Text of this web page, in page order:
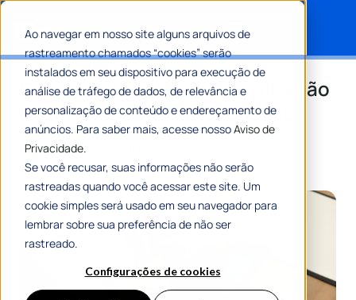
Ao navegar em nosso site alguns arquivos de
rastreamento chamados “cookies” serão
instalados em seu dispositivo para execução de
análise de tráfego de dados, de relevância e
personalização de conteúdo e endereçamento de
anúncios. Para saber mais, acesse nossoAviso de
Privacidade.
Se você recusar, suas informações não serão
rastreadas quando você acessar este site. Um
cookie simples será usado em seu navegador para
lembrar sobre sua preferência de não ser
rastreado.
Configurações de cookies
Como implementar a digitalização
de processos no setor público?
PorEquipe Editorial 1Doc
6 Min De Leitura